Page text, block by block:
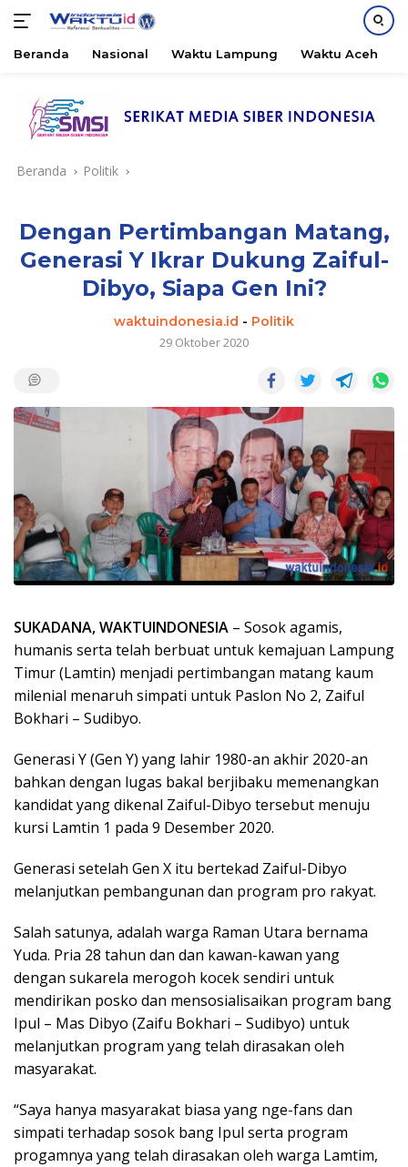
konten
Beranda Nasional Waktu Lampung Waktu Aceh
Beranda Politik
Dengan Pertimbangan Matang,
Generasi Y Ikrar Dukung Zaiful-
Dibyo, Siapa Gen Ini?
waktuindonesia.id - Politik
29 Oktober 2020
SUKADANA, WAKTUINDONESIA – Sosok agamis,
humanis serta telah berbuat untuk kemajuan Lampung
Timur (Lamtin) menjadi pertimbangan matang kaum
milenial menaruh simpati untuk Paslon No 2, Zaiful
Bokhari – Sudibyo.
Generasi Y (Gen Y) yang lahir 1980-an akhir 2020-an
bahkan dengan lugas bakal berjibaku memenangkan
kandidat yang dikenal Zaiful-Dibyo tersebut menuju
kursi Lamtin 1 pada 9 Desember 2020.
Generasi setelah Gen X itu bertekad Zaiful-Dibyo
melanjutkan pembangunan dan program pro rakyat.
Salah satunya, adalah warga Raman Utara bernama
Yuda. Pria 28 tahun dan dan kawan-kawan yang
dengan sukarela merogoh kocek sendiri untuk
mendirikan posko dan mensosialisaikan program bang
Ipul – Mas Dibyo (Zaifu Bokhari – Sudibyo) untuk
melanjutkan program yang telah dirasakan oleh
masyarakat.
“Saya hanya masyarakat biasa yang nge-fans dan
simpati terhadap sosok bang Ipul serta program
progamnya yang telah dirasakan oleh warga Lamtim,